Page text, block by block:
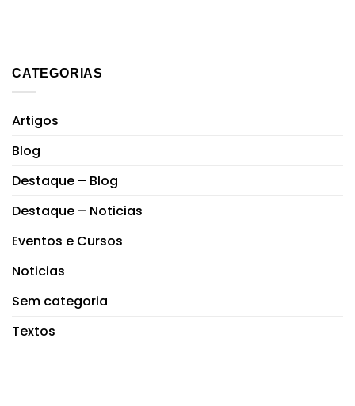
CATEGORIAS
Artigos
Blog
Destaque – Blog
Destaque – Noticias
Eventos e Cursos
Noticias
Sem categoria
Textos